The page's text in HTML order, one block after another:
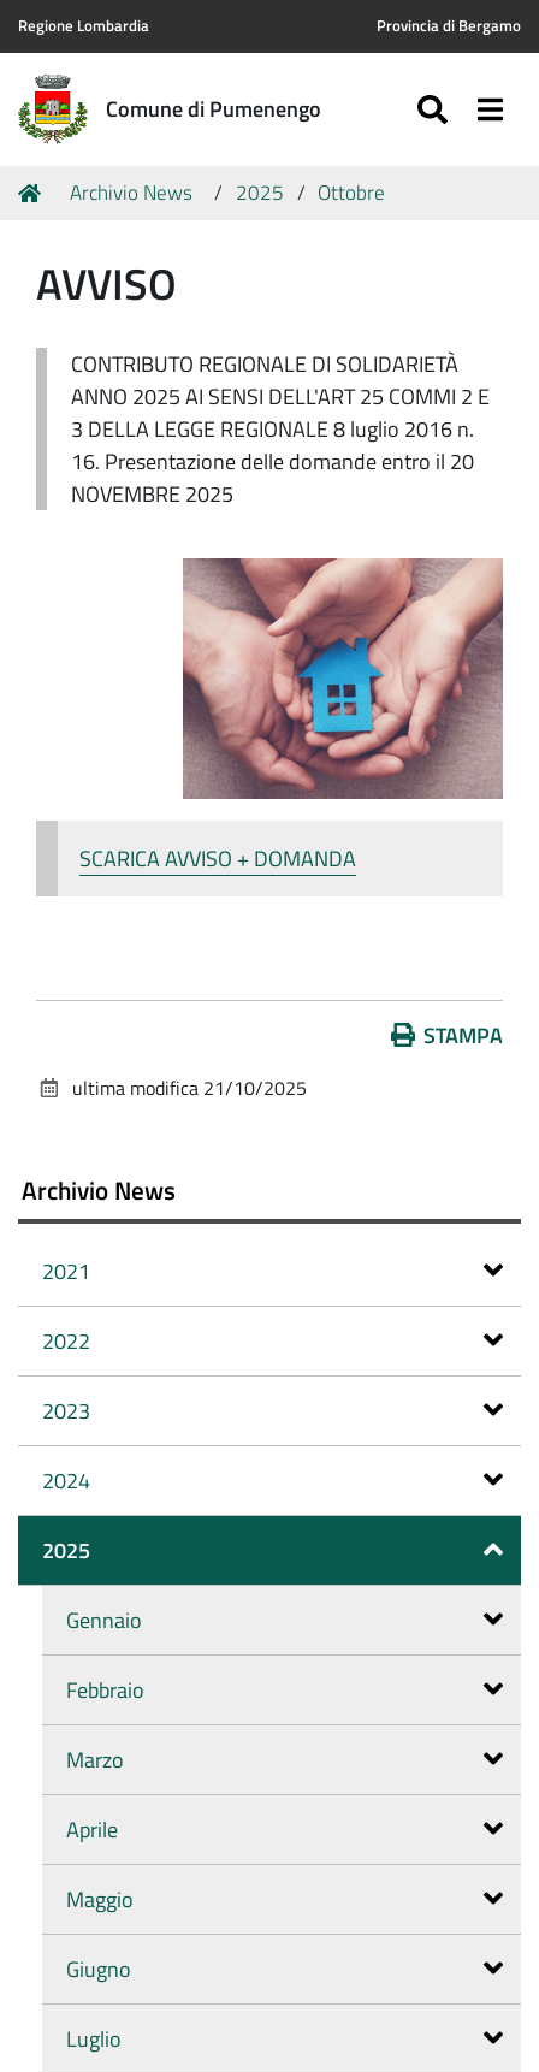
Regione Lombardia Provincia di Bergamo
Comune di Pumenengo
Tu
Home
Archivio News 2025 Ottobre
AVVISO
CONTRIBUTO REGIONALE DI SOLIDARIETÀ
ANNO 2025 AI SENSI DELL'ART 25 COMMI 2 E
3 DELLA LEGGE REGIONALE 8 luglio 2016 n.
16. Presentazione delle domande entro il 20
NOVEMBRE 2025
SCARICA AVVISO + DOMANDA
documento
STAMPA
ultima modifica 21/10/2025
Archivio News
2021
2022
2023
2024
2025
Gennaio
Febbraio
Marzo
Aprile
Maggio
Giugno
Luglio